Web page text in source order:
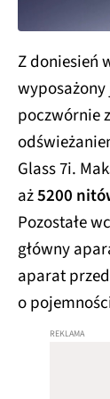
Z doniesień
wyposażony
poczwórnie
Glass 7i.
aż5200
Pozostałe
główny
aparat
o